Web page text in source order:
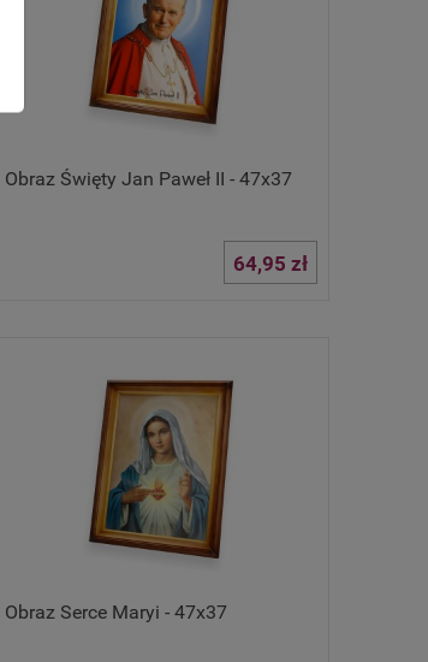
Obraz Święty Jan Paweł II - 47x37
64,95 zł
Obraz Serce Maryi - 47x37